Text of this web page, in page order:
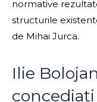
normative
structurile
de Mihai Jurca.
Ilie